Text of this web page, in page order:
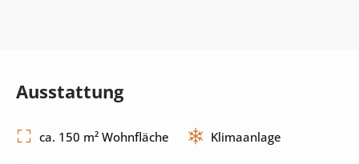
Ausstattung
ca. 150 m² Wohnfläche Klimaanlage